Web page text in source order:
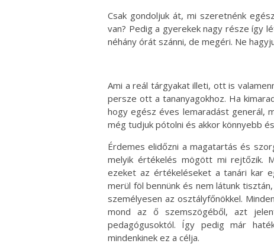
Csak gondoljuk át, mi szeretnénk
van? Pedig a gyerekek nagy része így
néhány órát szánni, de megéri. Ne
Ami a reál tárgyakat illeti, ott is
persze ott a tananyagokhoz. Ha
hogy egész éves lemaradást generál,
még tudjuk pótolni és akkor könnyebb
Érdemes elidőzni a magatartás és
melyik értékelés mögött mi rejtőzik.
ezeket az értékeléseket a tanári kar
merül föl bennünk és nem látunk
személyesen az osztályfőnökkel.
mond az ő szemszögéből, azt
pedagógusoktól. Így pedig már
mindenkinek ez a célja.